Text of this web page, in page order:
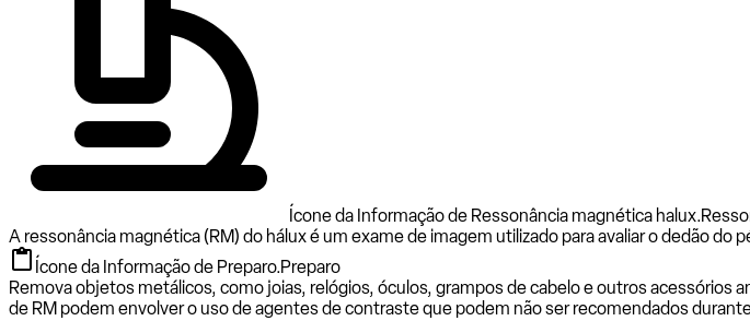
Ícone da Informação de Ressonância magnética halux.
A ressonância magnética (RM) do hálux é um exame de imagem utilizado para avaliar o dedão do
Ícone da Informação de Preparo.Preparo
Remova objetos metálicos, como joias, relógios, óculos, grampos de cabelo e outros
de RM podem envolver o uso de agentes de contraste que podem não ser recomendados